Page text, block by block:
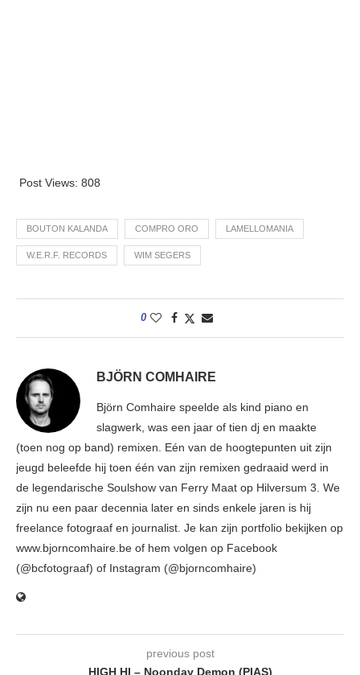
Post Views: 808
BOUTON KALANDA COMPRO ORO LAMELLOMANIA
W.E.R.F. RECORDS WIM SEGERS
0
BJÖRN COMHAIRE
Björn Comhaire speelde als kind piano en
slagwerk, was een jaar of tien dj en maakte
(toen nog op band) remixen. Eén van de hoogtepunten uit zijn
jeugd beleefde hij toen één van zijn remixen gedraaid werd in
de legendarische Soulshow van Ferry Maat op Hilversum 3. We
zijn nu een paar decennia later en sinds enkele jaren is hij
freelance fotograaf en journalist. Je kan zijn portfolio bekijken op
www.bjorncomhaire.be of hem volgen op Facebook
(@bcfotograaf) of Instagram (@bjorncomhaire)
previous post
HIGH HI – Noonday Demon (PIAS)